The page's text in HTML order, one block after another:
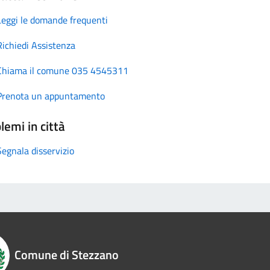
le domande frequenti
Assistenza
il comune 035 4545311
un appuntamento
in città
disservizio
Comune di Stezzano